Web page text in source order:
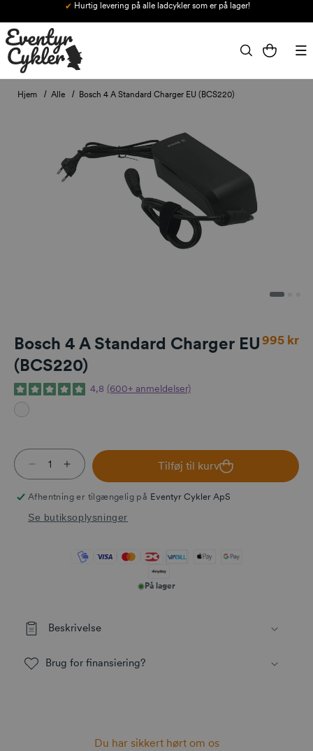
Hurtig levering på alle ladcykler som er på lager!
Indkøbskurv
Hjem Alle Bosch 4 A Standard Charger EU (BCS220)
Bosch 4 A Standard Charger EU
(BCS220)
995 kr
4,8 (600+ anmeldelser)
Reducer antallet for Bosch 4 A Standard Charger
Øg antallet for Bosch 4 A Standard Charger
Tilføj til kurv
Afhentning er tilgængelig på Eventyr Cykler ApS
Se butiksoplysninger
På lager
Beskrivelse
Brug for finansiering?
Du har sikkert hørt om os